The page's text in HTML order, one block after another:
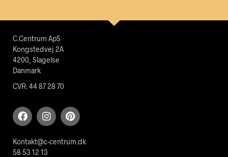
C.Centrum ApS
Kongstedvej 2A
4200, Slagelse
Danmark
CVR: 44 87 28 70
Kontakt@c-centrum.dk
58 53 12 13